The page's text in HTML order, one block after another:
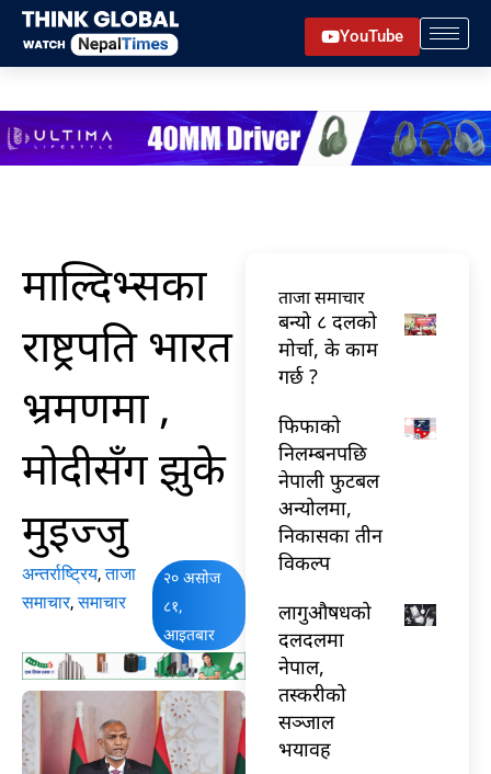
Skip
content
YouTube
माल्दिभ्सका
राष्ट्रपति भारत
भ्रमणमा ,
मोदीसँग झुके
मुइज्जु
अन्तर्राष्ट्रिय,ताजा
समाचार,समाचार
२० असोज
८१,
आइतबार
ताजा समाचार
बन्यो ८ दलको
मोर्चा, के काम
गर्छ ?
फिफाको
निलम्बनपछि
नेपाली फुटबल
अन्योलमा,
निकासका तीन
विकल्प
लागुऔषधको
दलदलमा
नेपाल,
तस्करीको
सञ्जाल
भयावह